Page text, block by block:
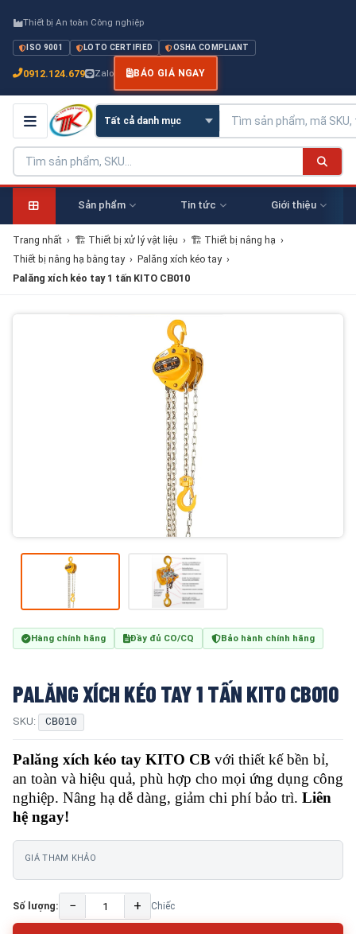
Thiết bị An toàn Công nghiệp
ISO 9001 LOTO CERTIFIED OSHA COMPLIANT
0912.124.679 Zalo BÁO GIÁ NGAY
Sản phẩm Tin tức Giới thiệu
Trang nhất › 🏗 Thiết bị xử lý vật liệu › 🏗 Thiết bị nâng hạ ›
Thiết bị nâng hạ bằng tay › Palăng xích kéo tay ›
Palăng xích kéo tay 1 tấn KITO CB010
Hàng chính hãng Đầy đủ CO/CQ Bảo hành chính hãng
PALĂNG XÍCH KÉO TAY 1 TẤN KITO CB010
SKU: CB010
Palăng xích kéo tay KITO CB với thiết kế bền bỉ,
an toàn và hiệu quả, phù hợp cho mọi ứng dụng công
nghiệp. Nâng hạ dễ dàng, giảm chi phí bảo trì. Liên
hệ ngay!
GIÁ THAM KHẢO
Số lượng: − + Chiếc